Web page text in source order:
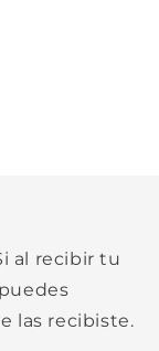
al recibir tu
las recibiste.